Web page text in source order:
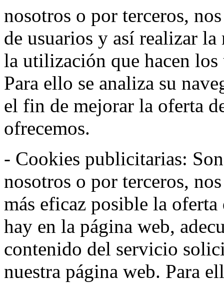
nosotros o por terceros,
de usuarios y así realizar
la utilización que hacen
Para ello se analiza su
el fin de mejorar la oferta
ofrecemos.
- Cookies publicitarias:
nosotros o por terceros,
más eficaz posible la
hay en la página web,
contenido del servicio
nuestra página web. Para